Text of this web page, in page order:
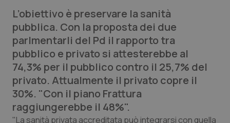
Lettere al direttore
Edizioni Regionali
QS Pro
Professionisti Sanitari.AI
Abruzzo
QS Pro Gold
L’obiettivo è preservare la sanità
pubblica. Con la proposta dei due
parlmentarli del Pd il rapporto tra
pubblico e privato si attesterebbe al
74,3% per il pubblico contro il 25,7% del
privato. Attualmente il privato copre il
30%. "Con il piano Frattura
raggiungerebbe il 48%".
"La sanità privata accreditata può integrarsi con quella